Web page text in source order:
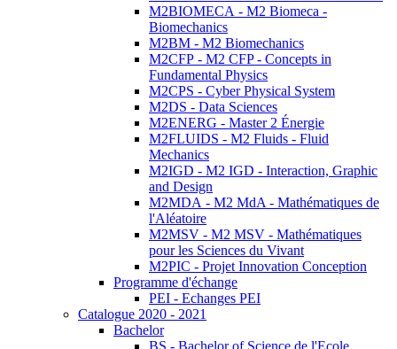
M2BIOMECA - M2 Biomeca -
Biomechanics
M2BM - M2 Biomechanics
M2CFP - M2 CFP - Concepts in
Fundamental Physics
M2CPS - Cyber Physical System
M2DS - Data Sciences
M2ENERG - Master 2 Énergie
M2FLUIDS - M2 Fluids - Fluid
Mechanics
M2IGD - M2 IGD - Interaction, Graphic
and Design
M2MDA - M2 MdA - Mathématiques de
l'Aléatoire
M2MSV - M2 MSV - Mathématiques
pour les Sciences du Vivant
M2PIC - Projet Innovation Conception
Programme d'échange
PEI - Echanges PEI
Catalogue 2020 - 2021
Bachelor
BS - Bachelor of Science de l'Ecole